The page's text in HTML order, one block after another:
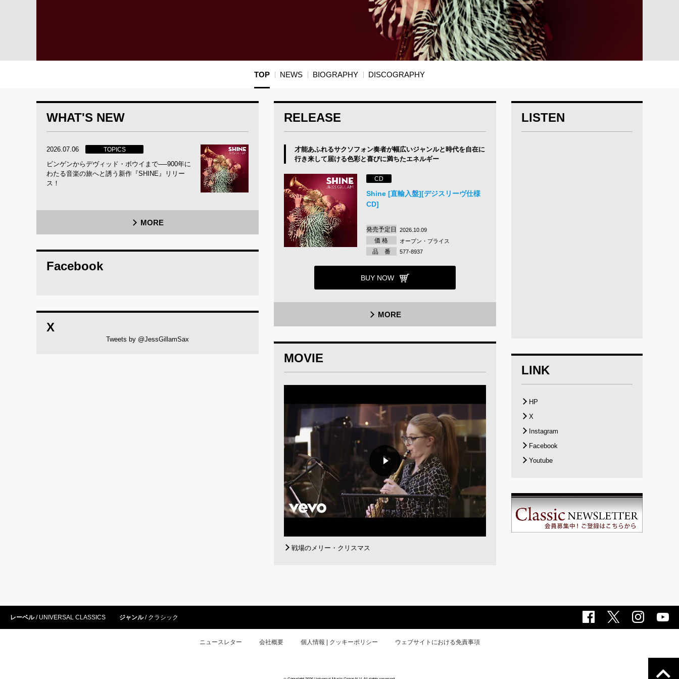
TOP NEWS BIOGRAPHY DISCOGRAPHY
WHAT'S NEW
2026.07.06 TOPICS
ビンゲンからデヴィッド・ボウイまで──900年に
わたる音楽の旅へと誘う新作『SHINE』リリー
ス！
MORE
Facebook
X
Tweets by @JessGillamSax
RELEASE
才能あふれるサクソフォン奏者が幅広いジャンルと時代を自在に
行き来して届ける色彩と喜びに満ちたエネルギー
CD
Shine [直輸入盤][デジスリーヴ仕様
CD]
発売予定日 2026.10.09
価 格 オープン・プライス
品 番 577-8937
BUY NOW
MORE
MOVIE
戦場のメリー・クリスマス
LISTEN
LINK
HP
X
Instagram
Facebook
Youtube
レーベル UNIVERSAL CLASSICS ジャンル クラシック
ニュースレター 会社概要 個人情報 | クッキーポリシー ウェブサイトにおける免責事項